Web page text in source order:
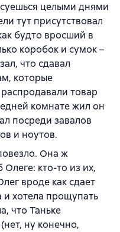
целыми днями
тут присутствовал
будто вросший в
коробок и сумок –
что сдавал
которые
товар
комнате жил он
посреди завалов
и ноутов.
Она ж
кто-то из их,
вроде как сдает
и хотела прощупать
что Таньке
ну конечно,